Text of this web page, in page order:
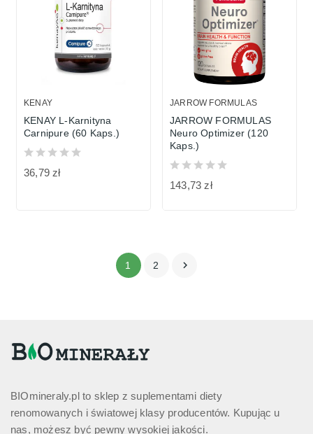
KENAY
KENAY L-Karnityna
Carnipure (60 Kaps.)
36,79 zł
JARROW FORMULAS
JARROW FORMULAS
Neuro Optimizer (120
Kaps.)
143,73 zł
1 2 
BIOmineraly.pl to sklep z suplementami diety
renomowanych i światowej klasy producentów. Kupując u
nas, możesz być pewny wysokiej jakości.